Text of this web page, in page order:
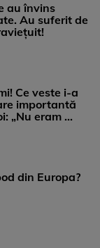
au învins
Au suferit de
Ce veste i-a
importantă
„Nu eram ...
din Europa?